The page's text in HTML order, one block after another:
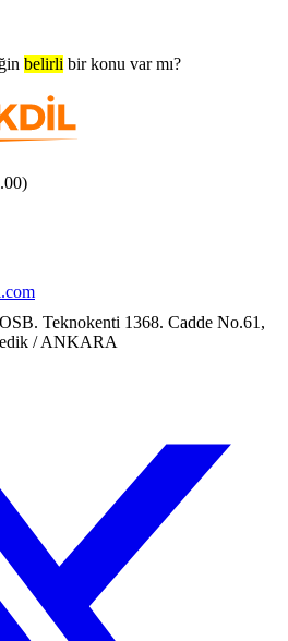
belirli bir konu var mı?
Teknokenti 1368. Cadde No.61,
/ ANKARA